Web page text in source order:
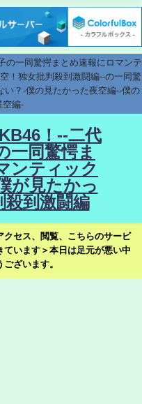
の一同驚愕まとめ速報にロマンテ
！独女批判殺到激闘編--の一同驚
？-僕の見たかった夜空編--僕の
空編-
！--二代
一同驚愕ま
ンティック
が見たかっ
殺到激闘編
クセス、閲覧、こちらのサービ
ています＞本日は足元が悪い中
ざいます。